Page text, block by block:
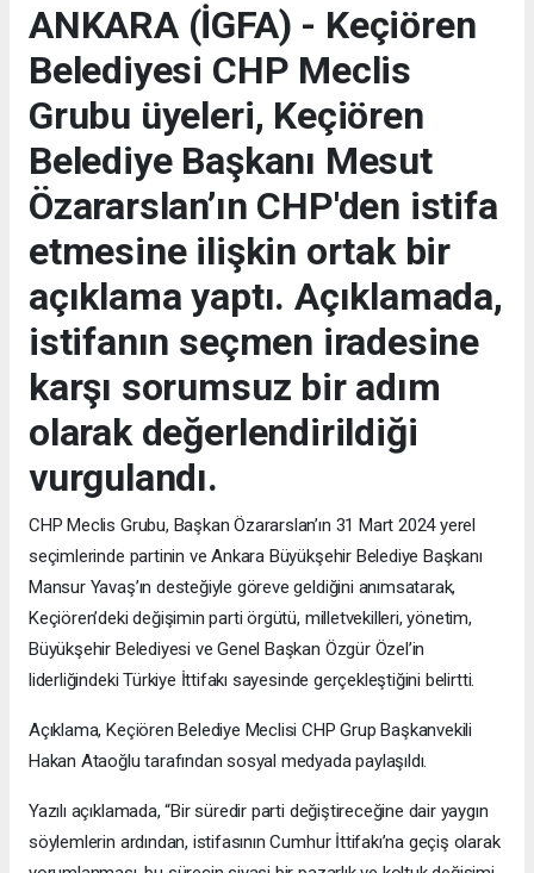
ANKARA (İGFA) - Keçiören
Belediyesi CHP Meclis
Grubu üyeleri, Keçiören
Belediye Başkanı Mesut
Özararslan’ın CHP'den istifa
etmesine ilişkin ortak bir
açıklama yaptı. Açıklamada,
istifanın seçmen iradesine
karşı sorumsuz bir adım
olarak değerlendirildiği
vurgulandı.
CHP Meclis Grubu, Başkan Özararslan’ın 31 Mart 2024 yerel
seçimlerinde partinin ve Ankara Büyükşehir Belediye Başkanı
Mansur Yavaş’ın desteğiyle göreve geldiğini anımsatarak,
Keçiören’deki değişimin parti örgütü, milletvekilleri, yönetim,
Büyükşehir Belediyesi ve Genel Başkan Özgür Özel’in
liderliğindeki Türkiye İttifakı sayesinde gerçekleştiğini belirtti.
Açıklama, Keçiören Belediye Meclisi CHP Grup Başkanvekili
Hakan Ataoğlu tarafından sosyal medyada paylaşıldı.
Yazılı açıklamada, “Bir süredir parti değiştireceğine dair yaygın
söylemlerin ardından, istifasının Cumhur İttifakı’na geçiş olarak